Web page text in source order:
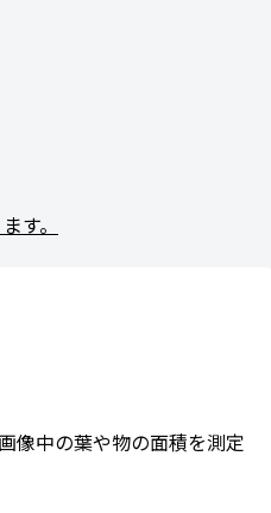
す。
像中の葉や物の面積を測定